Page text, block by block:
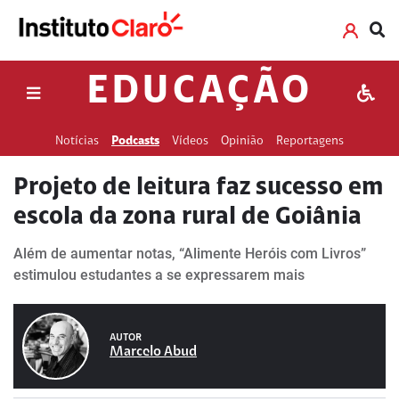
EDUCAÇÃO
Notícias Podcasts Vídeos Opinião Reportagens
Projeto de leitura faz sucesso em
escola da zona rural de Goiânia
Além de aumentar notas, “Alimente Heróis com Livros”
estimulou estudantes a se expressarem mais
AUTOR
Marcelo Abud